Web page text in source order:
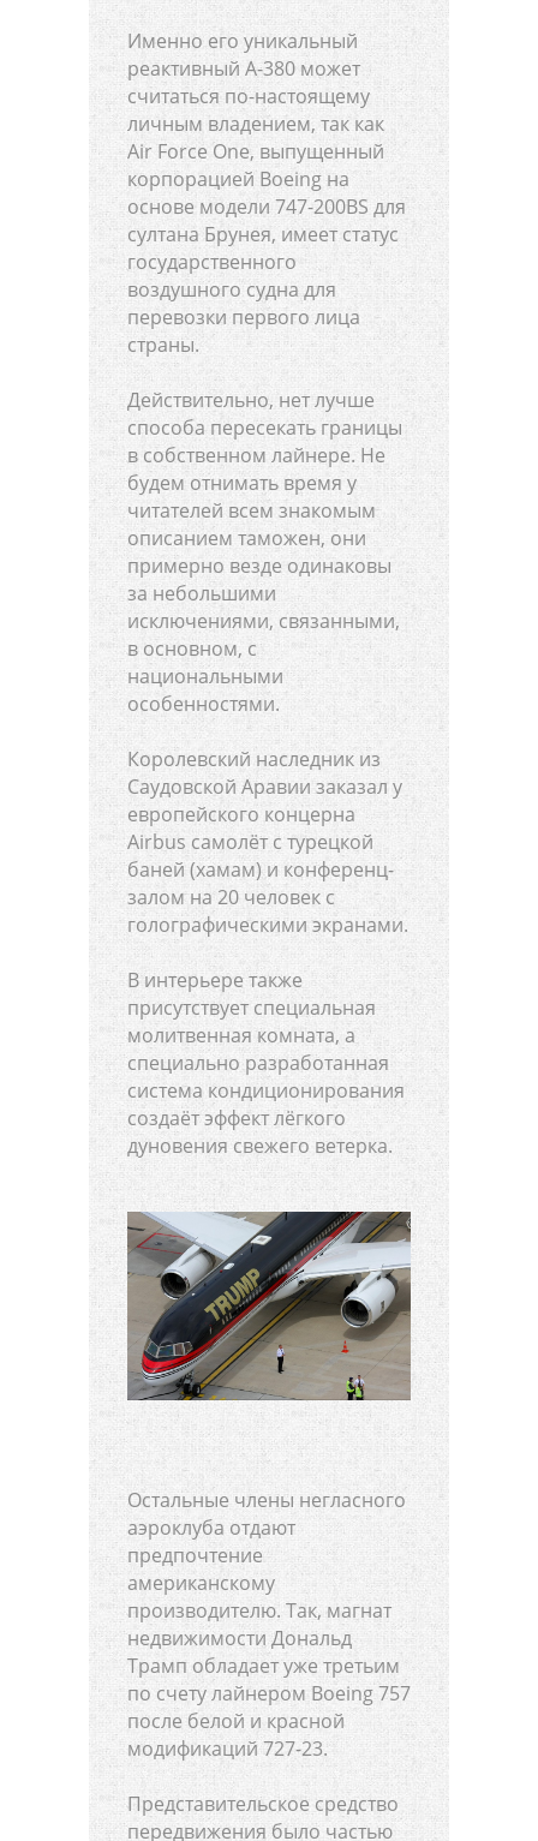
Именно его уникальный
реактивный А-380 может
считаться по-настоящему
личным владением, так как
Air Force One, выпущенный
корпорацией Boeing на
основе модели 747-200BS для
султана Брунея, имеет статус
государственного
воздушного судна для
перевозки первого лица
страны.
Действительно, нет лучше
способа пересекать границы
в собственном лайнере. Не
будем отнимать время у
читателей всем знакомым
описанием таможен, они
примерно везде одинаковы
за небольшими
исключениями, связанными,
в основном, с
национальными
особенностями.
Королевский наследник из
Саудовской Аравии заказал у
европейского концерна
Airbus самолёт с турецкой
баней (хамам) и конференц-
залом на 20 человек с
голографическими экранами.
В интерьере также
присутствует специальная
молитвенная комната, а
специально разработанная
система кондиционирования
создаёт эффект лёгкого
дуновения свежего ветерка.
Остальные члены негласного
аэроклуба отдают
предпочтение
американскому
производителю. Так, магнат
недвижимости Дональд
Трамп обладает уже третьим
по счету лайнером Boeing 757
после белой и красной
модификаций 727-23.
Представительское средство
передвижения было частью